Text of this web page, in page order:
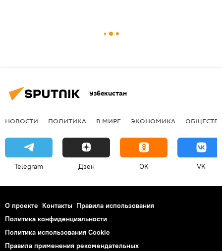
Узбекистан
НОВОСТИ ПОЛИТИКА В МИРЕ ЭКОНОМИКА
Telegram Дзен OK VK
О проекте Контакты Правила использования
Политика конфиденциальности
Политика использования Cookie
Правила применения рекомендательных